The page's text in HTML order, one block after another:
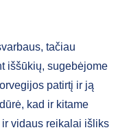
tačiau
iššūkių, sugebėjome
patirtį ir ją
kad ir kitame
vidaus reikalai išliks